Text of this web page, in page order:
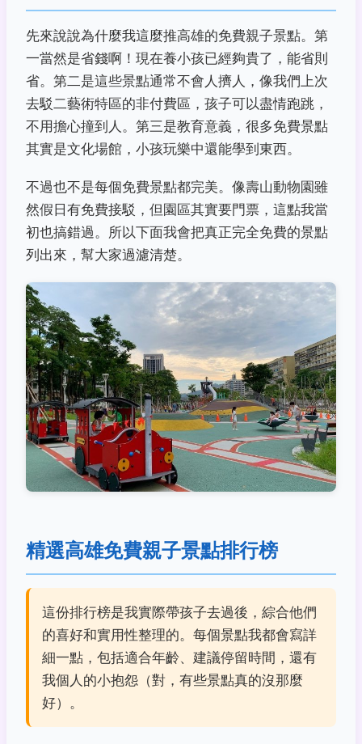
先來說說為什麼我這麼推高雄的免費親子景點。第
一當然是省錢啊！現在養小孩已經夠貴了，能省則
省。第二是這些景點通常不會人擠人，像我們上次
去駁二藝術特區的非付費區，孩子可以盡情跑跳，
不用擔心撞到人。第三是教育意義，很多免費景點
其實是文化場館，小孩玩樂中還能學到東西。
不過也不是每個免費景點都完美。像壽山動物園雖
然假日有免費接駁，但園區其實要門票，這點我當
初也搞錯過。所以下面我會把真正完全免費的景點
列出來，幫大家過濾清楚。
精選高雄免費親子景點排行榜
這份排行榜是我實際帶孩子去過後，綜合他們
的喜好和實用性整理的。每個景點我都會寫詳
細一點，包括適合年齡、建議停留時間，還有
我個人的小抱怨（對，有些景點真的沒那麼
好）。